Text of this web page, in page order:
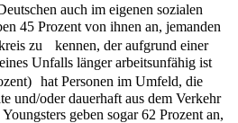
auch im eigenen sozialen
45 Prozent von ihnen an, jemanden
zu kennen, der aufgrund einer
Unfalls länger arbeitsunfähig ist
hat Personen im Umfeld, die
und/oder dauerhaft aus dem Verkehr
geben sogar 62 Prozent an,